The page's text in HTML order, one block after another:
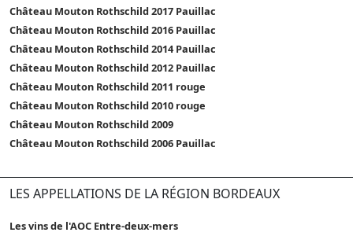
Château Mouton Rothschild 2017 Pauillac
Château Mouton Rothschild 2016 Pauillac
Château Mouton Rothschild 2014 Pauillac
Château Mouton Rothschild 2012 Pauillac
Château Mouton Rothschild 2011 rouge
Château Mouton Rothschild 2010 rouge
Château Mouton Rothschild 2009
Château Mouton Rothschild 2006 Pauillac
LES APPELLATIONS DE LA RÉGION BORDEAUX
Les vins de l'AOC Entre-deux-mers